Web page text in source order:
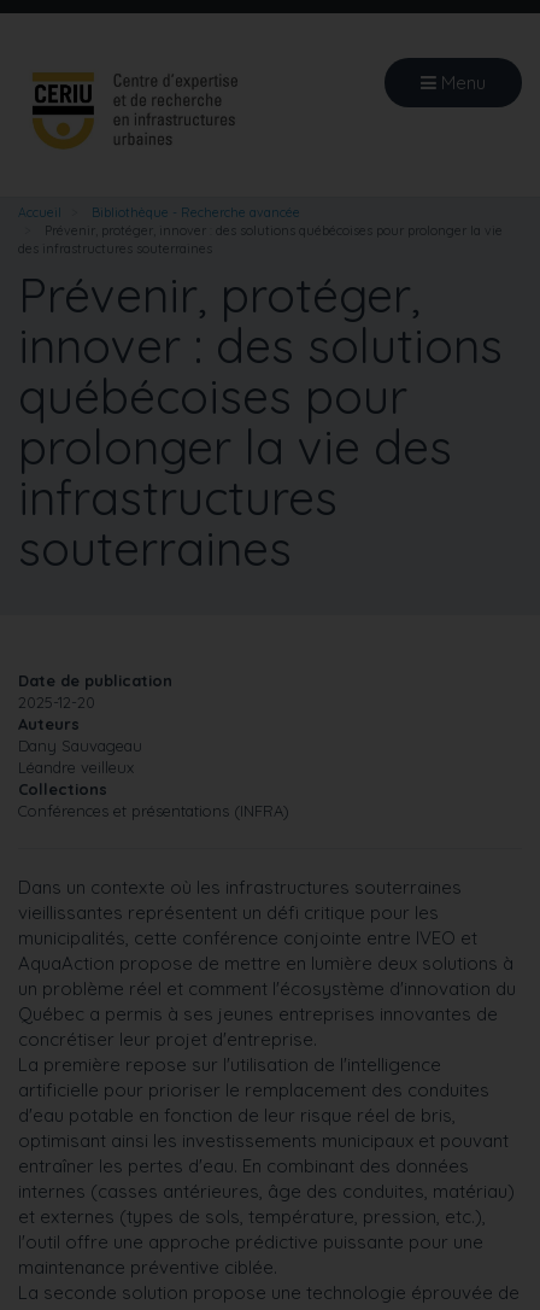
Aller
principal
Menu
Accueil
Bibliothèque - Recherche avancée
Prévenir, protéger, innover : des solutions québécoises pour prolonger la vie
des infrastructures souterraines
Prévenir, protéger,
innover : des solutions
québécoises pour
prolonger la vie des
infrastructures
souterraines
Date de publication
2025-12-20
Auteurs
Dany Sauvageau
Léandre veilleux
Collections
Conférences et présentations (INFRA)
Dans un contexte où les infrastructures souterraines
vieillissantes représentent un défi critique pour les
municipalités, cette conférence conjointe entre IVEO et
AquaAction propose de mettre en lumière deux solutions à
un problème réel et comment l'écosystème d'innovation du
Québec a permis à ses jeunes entreprises innovantes de
concrétiser leur projet d'entreprise.
La première repose sur l'utilisation de l'intelligence
artificielle pour prioriser le remplacement des conduites
d'eau potable en fonction de leur risque réel de bris,
optimisant ainsi les investissements municipaux et pouvant
entraîner les pertes d'eau. En combinant des données
internes (casses antérieures, âge des conduites, matériau)
et externes (types de sols, température, pression, etc.),
l'outil offre une approche prédictive puissante pour une
maintenance préventive ciblée.
La seconde solution propose une technologie éprouvée de